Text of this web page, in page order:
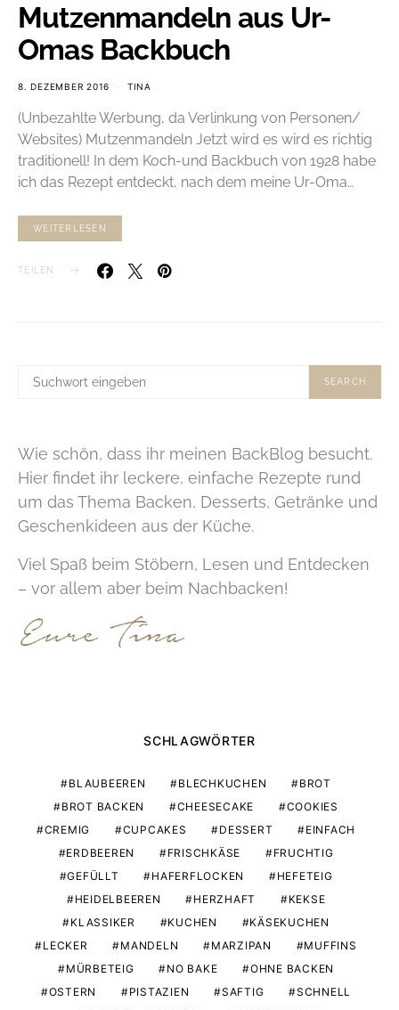
Mutzenmandeln aus Ur-
Omas Backbuch
8. DEZEMBER 2016 TINA
(Unbezahlte Werbung, da Verlinkung von Personen/
Websites) Mutzenmandeln Jetzt wird es wird es richtig
traditionell! In dem Koch-und Backbuch von 1928 habe
ich das Rezept entdeckt, nach dem meine Ur-Oma…
WEITERLESEN
TEILEN
SUCHE
SEARCH
Wie schön, dass ihr meinen BackBlog besucht.
Hier findet ihr leckere, einfache Rezepte rund
um das Thema Backen, Desserts, Getränke und
Geschenkideen aus der Küche.
Viel Spaß beim Stöbern, Lesen und Entdecken
– vor allem aber beim Nachbacken!
SCHLAGWÖRTER
BLAUBEEREN BLECHKUCHEN
BROT
BROT BACKEN
CHEESECAKE
COOKIES
CREMIG
CUPCAKES DESSERT
EINFACH
ERDBEEREN
FRISCHKÄSE
FRUCHTIG
GEFÜLLT
HAFERFLOCKEN
HEFETEIG
HEIDELBEEREN
HERZHAFT
KEKSE
KLASSIKER
KUCHEN
KÄSEKUCHEN
LECKER
MANDELN MARZIPAN
MUFFINS
MÜRBETEIG
NO BAKE
OHNE BACKEN
OSTERN
PISTAZIEN SAFTIG
SCHNELL